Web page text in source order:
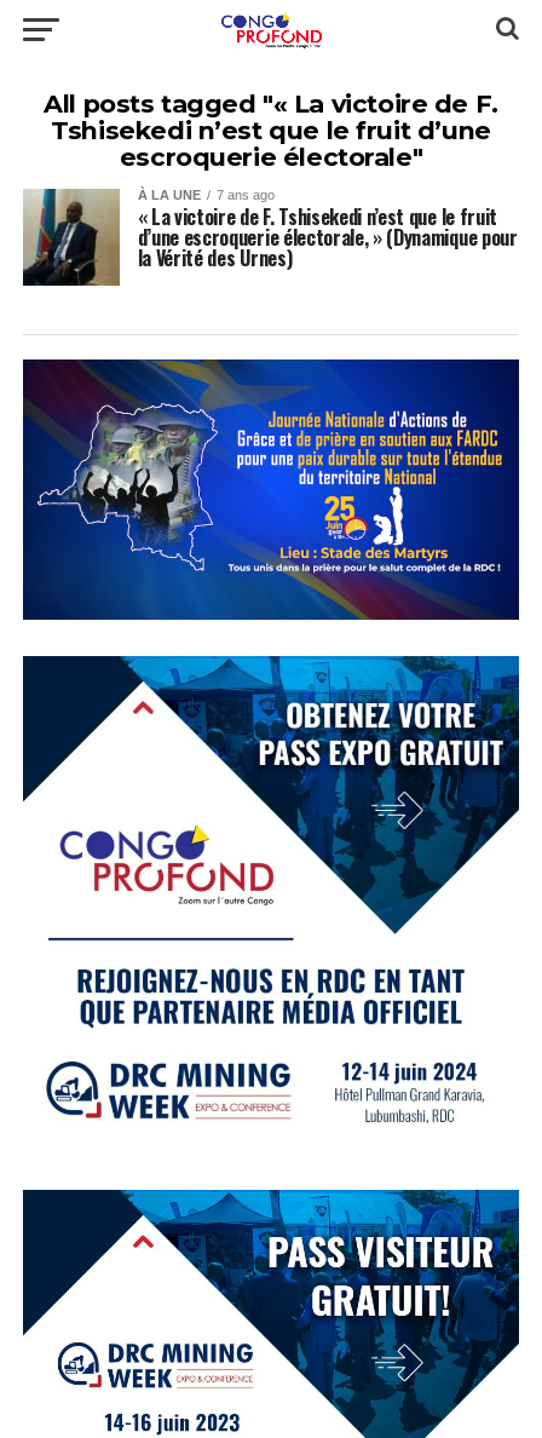
All posts tagged "« La victoire de F.
Tshisekedi n’est que le fruit d’une
escroquerie électorale"
À LA UNE 7 ans ago
« La victoire de F. Tshisekedi n’est que le fruit
d’une escroquerie électorale, » (Dynamique pour
la Vérité des Urnes)